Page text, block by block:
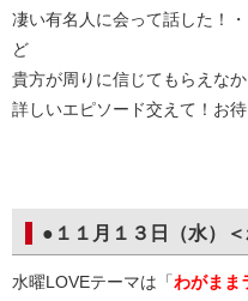
凄い有名人に会って話した！
ど
貴方が周りに信じてもらえな
詳しいエピソード交えて！お待
●１１月１３日（水）
水曜LOVEテーマは「わがまま